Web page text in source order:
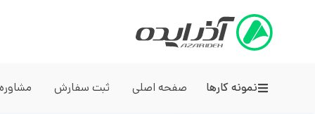
نمونه کارها صفحه اصلی ثبت سفارش